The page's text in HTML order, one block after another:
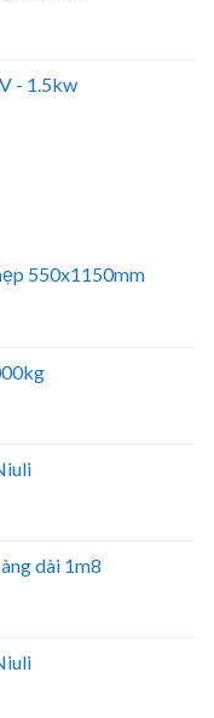
- 1.5kw
550x1150mm
dài 1m8